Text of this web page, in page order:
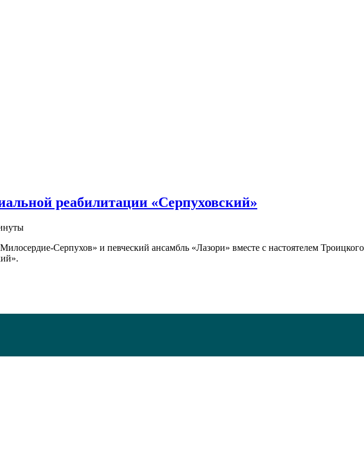
реабилитации «Серпуховский»
Серпухов» и певческий ансамбль «Лазори» вместе с настоятелем